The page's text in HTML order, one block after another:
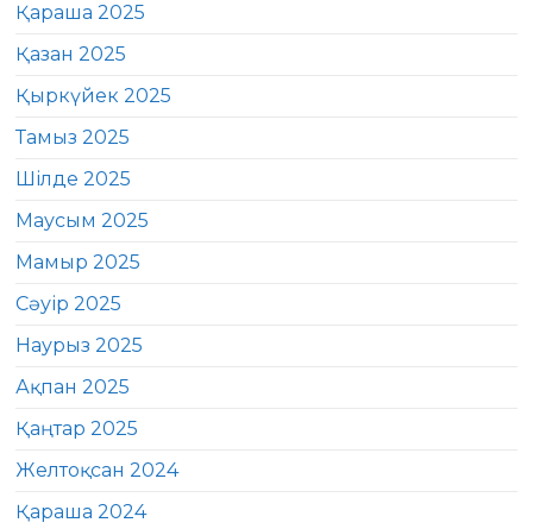
Қараша 2025
Қазан 2025
Қыркүйек 2025
Тамыз 2025
Шілде 2025
Маусым 2025
Мамыр 2025
Сәуір 2025
Наурыз 2025
Ақпан 2025
Қаңтар 2025
Желтоқсан 2024
Қараша 2024